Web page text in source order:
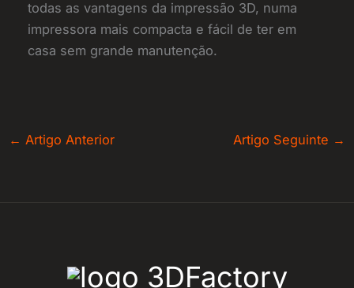
todas as vantagens da impressão 3D, numa
impressora mais compacta e fácil de ter em
casa sem grande manutenção.
← Artigo Anterior Artigo Seguinte →